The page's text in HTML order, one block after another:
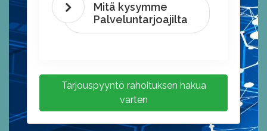
Mitä kysymme
Palveluntarjoajilta
Tarjouspyyntö rahoituksen hakua
varten